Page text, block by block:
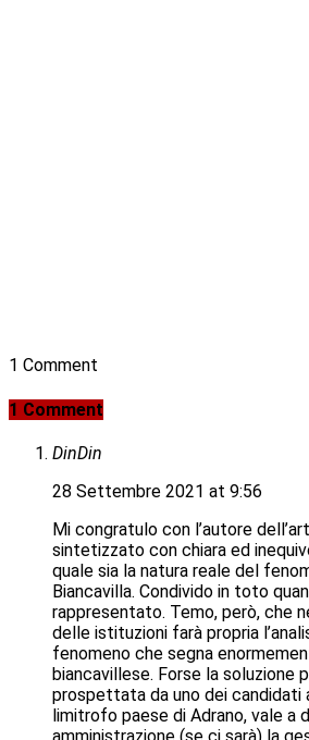
1 Comment
1 Comment
DinDin
28 Settembre 2021 at 9:56
Mi congratulo con l’autore
sintetizzato con chiara ed
quale sia la natura reale del
Biancavilla. Condivido in toto
rappresentato. Temo, però, che
delle istituzioni farà propria
fenomeno che segna
biancavillese. Forse la soluzione
prospettata da uno dei candidati
limitrofo paese di Adrano, vale a